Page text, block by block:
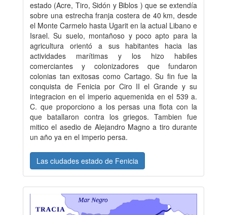
estado (Acre, Tiro, Sidón y Biblos ) que se extendía
sobre una estrecha franja costera de 40 km, desde
el Monte Carmelo hasta Ugarit en la actual Libano e
Israel. Su suelo, montañoso y poco apto para la
agricultura orientó a sus habitantes hacia las
actividades marítimas y los hizo habiles
comerciantes y colonizadores que fundaron
colonias tan exitosas como Cartago. Su fin fue la
conquista de Fenicia por Ciro II el Grande y su
integracion en el imperio aquemenida en el 539 a.
C. que proporciono a los persas una flota con la
que batallaron contra los griegos. Tambien fue
mitico el asedio de Alejandro Magno a tiro durante
un año ya en el imperio persa.
Las ciudades estado de Fenicia